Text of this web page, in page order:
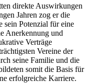
direkte Auswirkungen
Jahren zog er die
sein Potenzial für eine
Anerkennung und
Verträge
Vereine der
seine Familie und die
somit die Basis für
erfolgreiche Karriere.